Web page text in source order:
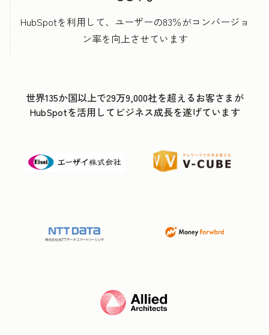
HubSpotを利用して、ユーザーの83％がコンバージョ
ン率を向上させています
世界135か国以上で29万9,000社を超えるお客さまが
HubSpotを活用してビジネス成長を遂げています